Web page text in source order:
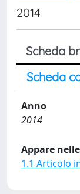
2014
Scheda
Scheda
Anno
2014
Appare
1.1 Articolo